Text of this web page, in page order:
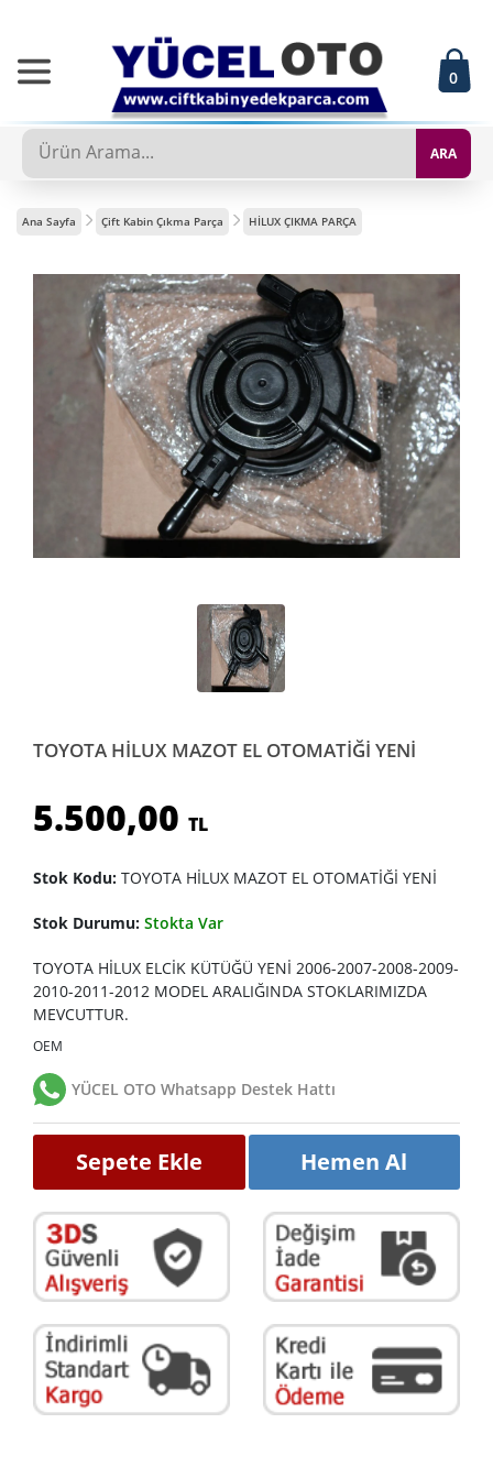
0
ARA
Ana Sayfa Çift Kabin Çıkma Parça HİLUX ÇIKMA PARÇA
TOYOTA HİLUX MAZOT EL OTOMATİĞİ YENİ
5.500,00 TL
Stok Kodu: TOYOTA HİLUX MAZOT EL OTOMATİĞİ YENİ
Stok Durumu: Stokta Var
TOYOTA HİLUX ELCİK KÜTÜĞÜ YENİ 2006-2007-2008-2009-
2010-2011-2012 MODEL ARALIĞINDA STOKLARIMIZDA
MEVCUTTUR.
OEM
YÜCEL OTO Whatsapp Destek Hattı
Sepete Ekle Hemen Al